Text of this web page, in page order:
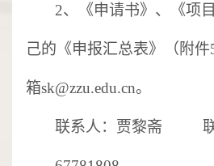
2、 《申请书》、《项
己的《申报汇总表》（附件
箱sk@zzu.edu.cn。
联系人：贾黎斋